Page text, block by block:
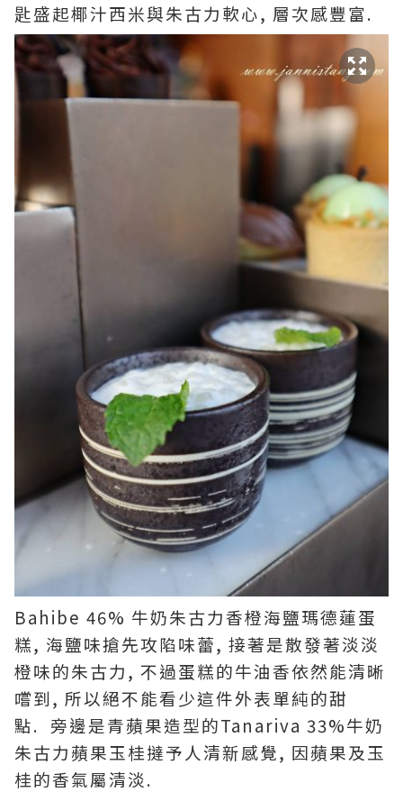
匙盛起椰汁西米與朱古力軟心, 層次感豐富.
Bahibe 46% 牛奶朱古力香橙海鹽瑪德蓮蛋
糕, 海鹽味搶先攻陷味蕾, 接著是散發著淡淡
橙味的朱古力, 不過蛋糕的牛油香依然能清晰
嚐到, 所以絕不能看少這件外表單純的甜
點. 旁邊是青蘋果造型的Tanariva 33%牛奶
朱古力蘋果玉桂撻予人清新感覺, 因蘋果及玉
桂的香氣屬清淡.